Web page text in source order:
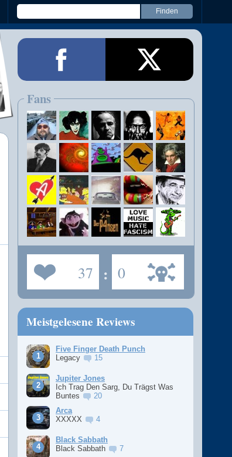
Fans
37 : 0
Meistgelesene Reviews
Five Finger Death Punch
Legacy
15
Jupiter Jones
Ich Trag Den Sarg, Du Trägst Was
Buntes
20
Arca
XXXXX
4
Black Sabbath
Black Sabbath
7